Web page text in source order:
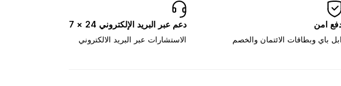
امن
ابل باي وبطاقات الائتمان والخصم
دعم عبر البريد الإلكتروني 24 × 7
الاستشارات عبر البريد الالكتروني